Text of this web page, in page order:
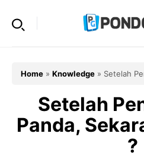
Home » Knowledge » Setelah
Setelah
Panda,
?